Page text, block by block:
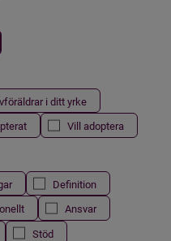
i ditt yrke
Vill adoptera
Definition
Ansvar
Stöd